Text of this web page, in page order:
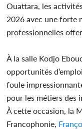
Ouattara, les
2026 avec une forte
professionnelles
À la salle Kodjo
opportunités
foule
pour les métiers des
À cette occasion, la
Francophonie,